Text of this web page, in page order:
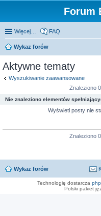
Forum
Więcej… FAQ
Wykaz forów
Aktywne tematy
Wyszukiwanie zaawansowane
Znaleziono
Nie znaleziono elementów
Wyświetl posty nie
Znaleziono
Wykaz forów
Technologię dostarcza
Polski pakiet